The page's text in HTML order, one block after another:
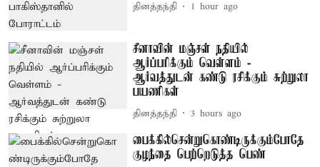
தினத்தந்தி 1 hour ago
சீனாவின் மஞ்சள் நதியில்
ஆர்ப்பரிக்கும் வெள்ளம் -
ஆர்வத்துடன் கண்டு ரசிக்கும் சுற்றுலா
பயணிகள்
தினத்தந்தி 3 hours ago
பைக்கில்சென்றுகொண்டிருக்கும்போதே
குழந்தை பெற்றெடுத்த பெண்